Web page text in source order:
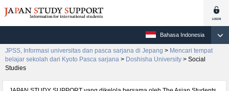
Bahasa Indonesia
JPSS, Informasi universitas dan pasca sarjana di Jepang > Mencari tempat
belajar sekolah dari Kyoto Pasca sarjana > Doshisha University > Social
Studies